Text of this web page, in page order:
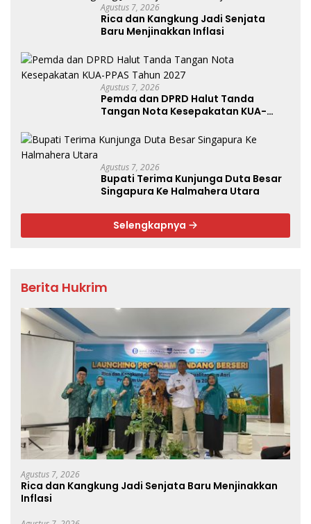
Agustus 7, 2026
Rica dan Kangkung Jadi Senjata
Baru Menjinakkan Inflasi
Agustus 7, 2026
Pemda dan DPRD Halut Tanda
Tangan Nota Kesepakatan KUA-
Agustus 7, 2026
Bupati Terima Kunjunga Duta Besar
Singapura Ke Halmahera Utara
Selengkapnya
Berita Hukrim
Agustus 7, 2026
Rica dan Kangkung Jadi Senjata Baru Menjinakkan
Inflasi